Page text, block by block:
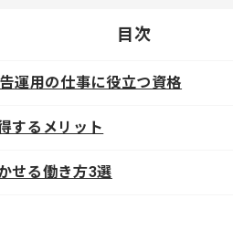
目次
運用の仕事に役立つ資格
するメリット
せる働き方3選